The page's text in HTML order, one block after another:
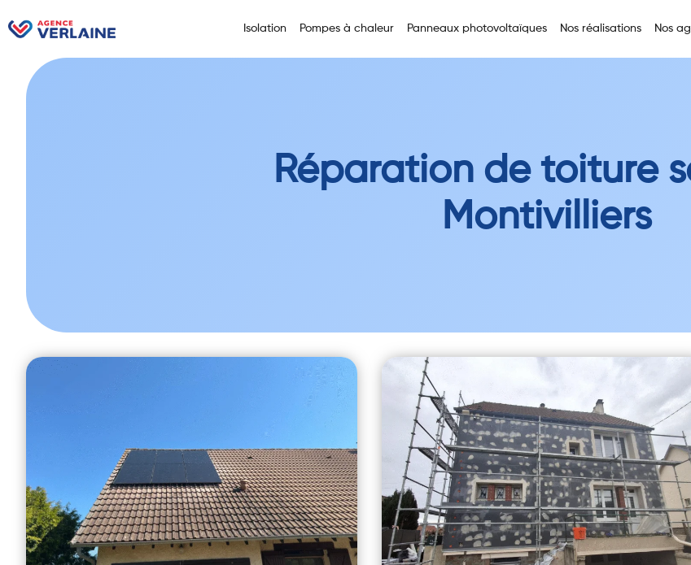
Isolation Pompes à chaleur Panneaux photovoltaïques Nos réalisations Nos
Réparation de toiture
Montivilliers